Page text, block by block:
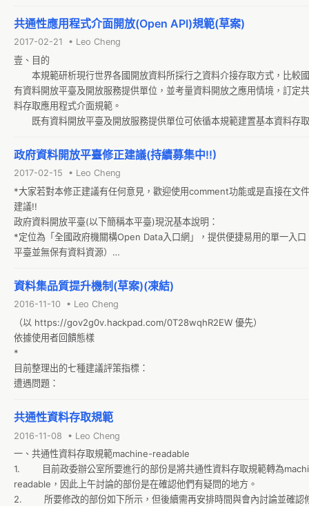
次，下載逾460萬人次。為進一步瞭解資料開放效益，希參考國際經驗，
A. 綜合整理分析國際至少3個主要國家(可擇選各國際評比前15名，或國家
含政府開放資料內涵者，或為Open Government Partnership的
COMMITTEE成員國)，其政府資料開放策略以及效益評估模式。
B. 分析業務單位願意投入以open data進行資料治理的誘因跟動機，研提
略。
C. 調查並綜整分析我國政府開放資料的主要應用模式，如應用於組織或企
值應用、資料分析應用於科學研究或學術服務、機關運用於施政規劃、跨
交換運用、其他應用等。
共通性應用程式介面開放(Open API)規範(草案)
2017-02-21 • Leo Cheng
壹、目的
本規範研析現行世界各國開放資料所採行之資料介接存取方式，比較
有資料開放平臺及開放服務提供單位，並考量資料開放之應用情境，訂定
料存取應用程式介面規範。
既有資料開放平臺及開放服務提供單位可依循本規範建置基本資料存
以達 M2M (Machine to Machine)自動資料介接目的。
本規範之共通性資料存取應用程式介面(以下簡稱 API)用於開放資料自
接，提供取得資料集詮釋資料、取得指定條件之資料集資料資源內容等功
政府資料開放平臺修正建議(持續募集中!!)
2017-02-15 • Leo Cheng
*大家若對本修正建議有任何意見，歡迎使用comment功能或是直接在文
建議!!
政府資料開放平臺(以下簡稱本平臺)現況基本說明：
*定位為「全國政府機關構Open Data入口網」，提供便捷易用的單一入口
平臺並無保有資料資源）
*可提出政府資料需求的入口［我想要更多－由本平臺維運團隊依需求分派
資料集品質提升機制(草案)(凍結)
2016-11-10 • Leo Cheng
（以 https://gov2g0v.hackpad.com/0T28wqhR2EW 優先）
依據使用者回饋態樣
*
目前整理出的七種建議評策指標：
遭遇問題：
共通性資料存取規範
2016-11-08 • Leo Cheng
一、共通性資料存取規範machine-readable
1.        目前政委辦公室所要進行的部份是將共通性資料存取規範轉為
readable，因此上午討論的部份是在確認他們有疑問的地方。
2.        所要修改的部份如下所示，但後續需再安排時間與會內討論並確認